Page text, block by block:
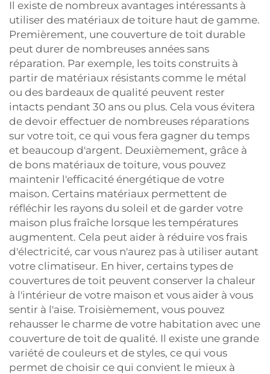
Il existe de nombreux avantages intéressants à
utiliser des matériaux de toiture haut de gamme.
Premièrement, une couverture de toit durable
peut durer de nombreuses années sans
réparation. Par exemple, les toits construits à
partir de matériaux résistants comme le métal
ou des bardeaux de qualité peuvent rester
intacts pendant 30 ans ou plus. Cela vous évitera
de devoir effectuer de nombreuses réparations
sur votre toit, ce qui vous fera gagner du temps
et beaucoup d'argent. Deuxièmement, grâce à
de bons matériaux de toiture, vous pouvez
maintenir l'efficacité énergétique de votre
maison. Certains matériaux permettent de
réfléchir les rayons du soleil et de garder votre
maison plus fraîche lorsque les températures
augmentent. Cela peut aider à réduire vos frais
d'électricité, car vous n'aurez pas à utiliser autant
votre climatiseur. En hiver, certains types de
couvertures de toit peuvent conserver la chaleur
à l'intérieur de votre maison et vous aider à vous
sentir à l'aise. Troisièmement, vous pouvez
rehausser le charme de votre habitation avec une
couverture de toit de qualité. Il existe une grande
variété de couleurs et de styles, ce qui vous
permet de choisir ce qui convient le mieux à